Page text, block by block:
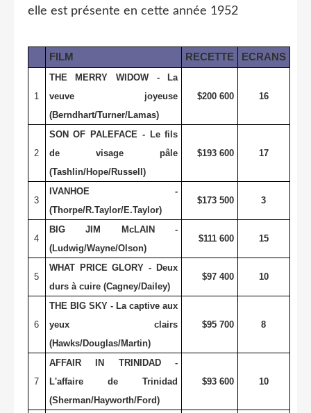
elle est présente en cette année 1952
FILM RECETTE ECRANS
1
THE MERRY WIDOW - La
veuve joyeuse
(Berndhart/Turner/Lamas)
$200 600 16
2
SON OF PALEFACE - Le fils
de visage pâle
(Tashlin/Hope/Russell)
$193 600 17
3
IVANHOE -
(Thorpe/R.Taylor/E.Taylor)
$173 500 3
4
BIG JIM McLAIN -
(Ludwig/Wayne/Olson)
$111 600 15
5
WHAT PRICE GLORY - Deux
durs à cuire (Cagney/Dailey)
$97 400 10
6
THE BIG SKY - La captive aux
yeux clairs
(Hawks/Douglas/Martin)
$95 700 8
7
AFFAIR IN TRINIDAD -
L'affaire de Trinidad
(Sherman/Hayworth/Ford)
$93 600 10